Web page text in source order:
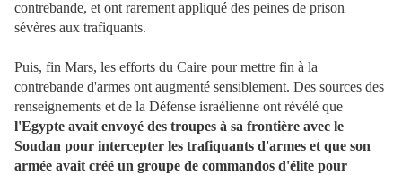
contrebande, et ont rarement appliqué des peines de prison
sévères aux trafiquants.
Puis, fin Mars, les efforts du Caire pour mettre fin à la
contrebande d'armes ont augmenté sensiblement. Des sources des
renseignements et de la Défense israélienne ont révélé que
l'Egypte avait envoyé des troupes à sa frontière avec le
Soudan pour intercepter les trafiquants d'armes et que son
armée avait créé un groupe de commandos d'élite pour